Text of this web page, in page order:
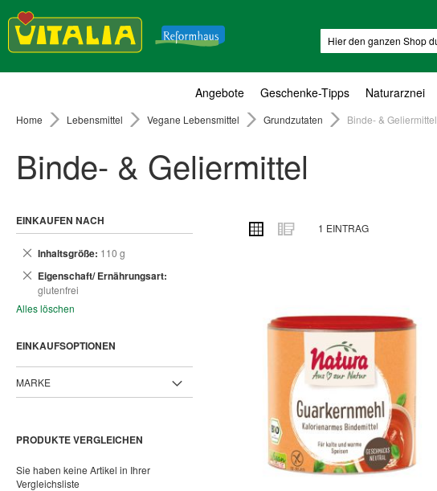
Angebote Geschenke-Tipps Naturarznei
Home Lebensmittel Vegane Lebensmittel Grundzutaten Binde- & Geliermittel
Binde- & Geliermittel
ANSICHT
ALS
Raster Liste
1 EINTRAG
EINKAUFEN NACH
Inhaltsgröße 110 g
Dies
Eigenschaft/ Ernährungsart
glutenfrei
Dies
entfernen
Alles löschen
EINKAUFSOPTIONEN
MARKE
PRODUKTE VERGLEICHEN
Sie haben keine Artikel in Ihrer
Vergleichsliste